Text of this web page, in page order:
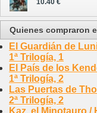
10.40 €
Quienes compraron
El Guardián de
1ª Trilogía, 1
El País de los
1ª Trilogía, 2
Las Puertas de
2ª Trilogía, 2
Kaz, el Minotauro /